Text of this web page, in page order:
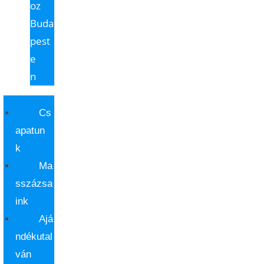
oz
Buda
pest
e
n
Cs
apatun
k
Ma
sszázsa
ink
Ajá
ndékutal
ván